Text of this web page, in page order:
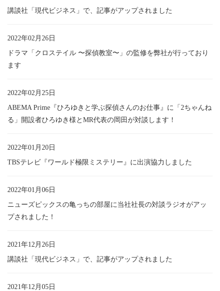
講談社「現代ビジネス」で、記事がアップされました
2022年02月26日
ドラマ「クロステイル 〜探偵教室〜」の監修を弊社が行っており
ます
2022年02月25日
ABEMA Prime『ひろゆきと学ぶ探偵さんのお仕事』に「2ちゃんね
る」開設者ひろゆき様とMR代表の岡田が対談します！
2022年01月20日
TBSテレビ『ワールド極限ミステリー』に出演協力しました
2022年01月06日
ニューズピックスの亀っちの部屋に当社社長の対談ラジオがアッ
プされました！
2021年12月26日
講談社「現代ビジネス」で、記事がアップされました
2021年12月05日